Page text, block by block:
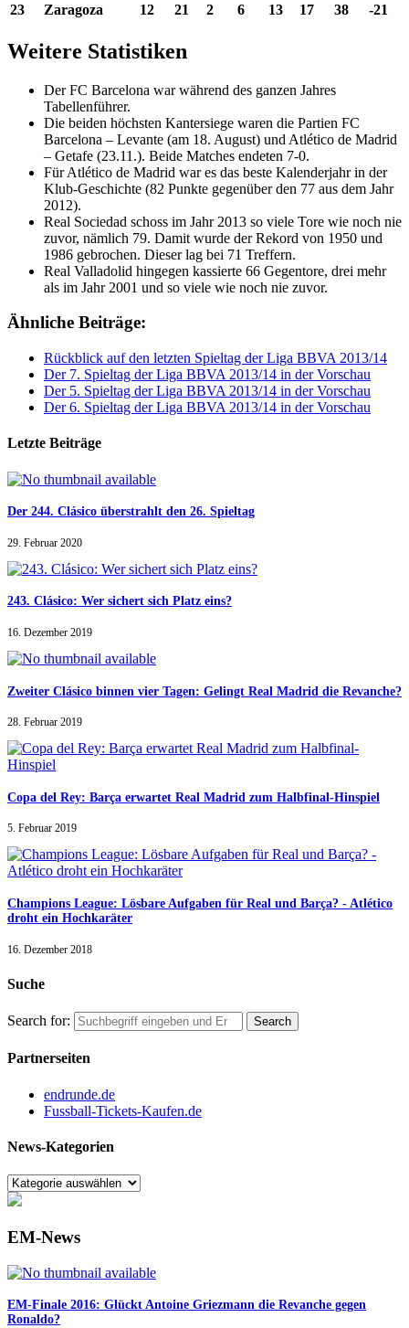
23
Zaragoza 12 21 2 6 13 17 38 -21
Weitere Statistiken
Der FC Barcelona war während des ganzen Jahres
Tabellenführer.
Die beiden höchsten Kantersiege waren die Partien FC
Barcelona – Levante (am 18. August) und Atlético de Madrid
– Getafe (23.11.). Beide Matches endeten 7-0.
Für Atlético de Madrid war es das beste Kalenderjahr in der
Klub-Geschichte (82 Punkte gegenüber den 77 aus dem Jahr
2012).
Real Sociedad schoss im Jahr 2013 so viele Tore wie noch nie
zuvor, nämlich 79. Damit wurde der Rekord von 1950 und
1986 gebrochen. Dieser lag bei 71 Treffern.
Real Valladolid hingegen kassierte 66 Gegentore, drei mehr
als im Jahr 2001 und so viele wie noch nie zuvor.
Ähnliche Beiträge:
Rückblick auf den letzten Spieltag der Liga BBVA 2013/14
Der 7. Spieltag der Liga BBVA 2013/14 in der Vorschau
Der 5. Spieltag der Liga BBVA 2013/14 in der Vorschau
Der 6. Spieltag der Liga BBVA 2013/14 in der Vorschau
Letzte Beiträge
Der 244. Clásico überstrahlt den 26. Spieltag
29. Februar 2020
243. Clásico: Wer sichert sich Platz eins?
16. Dezember 2019
Zweiter Clásico binnen vier Tagen: Gelingt Real Madrid die Revanche?
28. Februar 2019
Copa del Rey: Barça erwartet Real Madrid zum Halbfinal-Hinspiel
5. Februar 2019
Champions League: Lösbare Aufgaben für Real und Barça? - Atlético
droht ein Hochkaräter
16. Dezember 2018
Suche
Search for:
Partnerseiten
endrunde.de
Fussball-Tickets-Kaufen.de
News-Kategorien
EM-News
EM-Finale 2016: Glückt Antoine Griezmann die Revanche gegen
Ronaldo?